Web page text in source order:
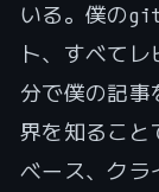
いる。僕の
ト、すべて
分で僕の記事
界を知ること
ベース、クラ